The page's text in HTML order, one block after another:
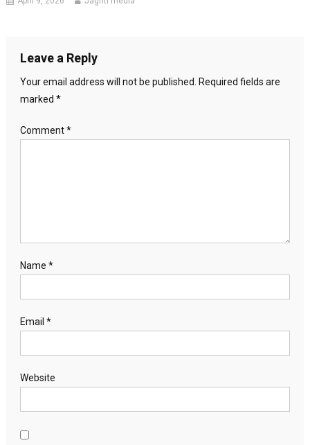
Leave a Reply
Your email address will not be published. Required fields are
marked *
Comment*
Name *
Email *
Website